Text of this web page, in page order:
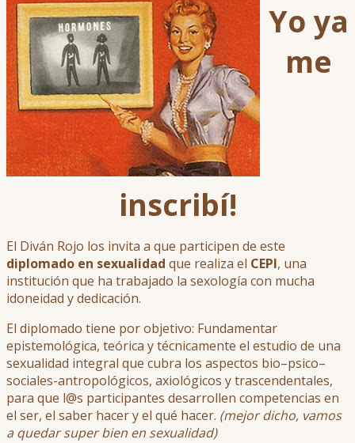
Yo ya
me
inscribí!
El Diván Rojo los invita a que participen de este
diplomado en sexualidad que realiza el CEPI, una
institución que ha trabajado la sexología con mucha
idoneidad y dedicación.
El diplomado tiene por objetivo: Fundamentar
epistemológica, teórica y técnicamente el estudio de una
sexualidad integral que cubra los aspectos bio–psico–
sociales-antropológicos, axiológicos y trascendentales,
para que l@s participantes desarrollen competencias en
el ser, el saber hacer y el qué hacer. (mejor dicho, vamos
a quedar super bien en sexualidad)